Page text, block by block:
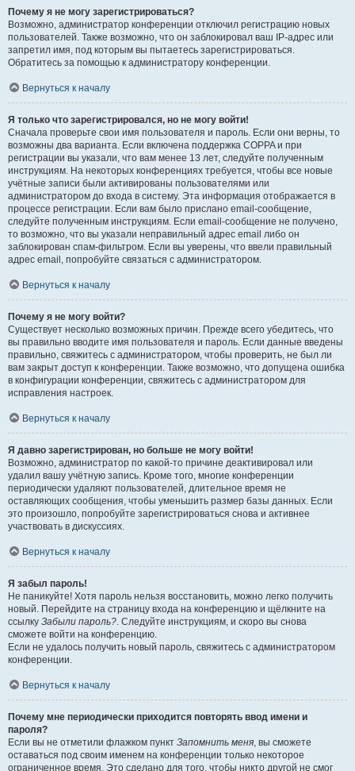
Почему я не могу зарегистрироваться?
Возможно, администратор конференции отключил регистрацию новых
пользователей. Также возможно, что он заблокировал ваш IP-адрес или
запретил имя, под которым вы пытаетесь зарегистрироваться.
Обратитесь за помощью к администратору конференции.
Вернуться к началу
Я только что зарегистрировался, но не могу войти!
Сначала проверьте свои имя пользователя и пароль. Если они верны, то
возможны два варианта. Если включена поддержка COPPA и при
регистрации вы указали, что вам менее 13 лет, следуйте полученным
инструкциям. На некоторых конференциях требуется, чтобы все новые
учётные записи были активированы пользователями или
администратором до входа в систему. Эта информация отображается в
процессе регистрации. Если вам было прислано email-сообщение,
следуйте полученным инструкциям. Если email-сообщение не получено,
то возможно, что вы указали неправильный адрес email либо он
заблокирован спам-фильтром. Если вы уверены, что ввели правильный
адрес email, попробуйте связаться с администратором.
Вернуться к началу
Почему я не могу войти?
Существует несколько возможных причин. Прежде всего убедитесь, что
вы правильно вводите имя пользователя и пароль. Если данные введены
правильно, свяжитесь с администратором, чтобы проверить, не был ли
вам закрыт доступ к конференции. Также возможно, что допущена ошибка
в конфигурации конференции, свяжитесь с администратором для
исправления настроек.
Вернуться к началу
Я давно зарегистрирован, но больше не могу войти!
Возможно, администратор по какой-то причине деактивировал или
удалил вашу учётную запись. Кроме того, многие конференции
периодически удаляют пользователей, длительное время не
оставляющих сообщения, чтобы уменьшить размер базы данных. Если
это произошло, попробуйте зарегистрироваться снова и активнее
участвовать в дискуссиях.
Вернуться к началу
Я забыл пароль!
Не паникуйте! Хотя пароль нельзя восстановить, можно легко получить
новый. Перейдите на страницу входа на конференцию и щёлкните на
ссылку Забыли пароль?. Следуйте инструкциям, и скоро вы снова
сможете войти на конференцию.
Если не удалось получить новый пароль, свяжитесь с администратором
конференции.
Вернуться к началу
Почему мне периодически приходится повторять ввод имени и
пароля?
Если вы не отметили флажком пункт Запомнить меня, вы сможете
оставаться под своим именем на конференции только некоторое
ограниченное время. Это сделано для того, чтобы никто другой не смог